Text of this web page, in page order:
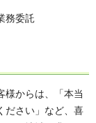
務委託
様からは、「本当
ださい」など、喜